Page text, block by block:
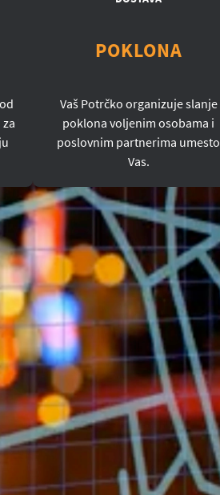
POKLONA
Vaš Potrčko organizuje slanje
poklona voljenim osobama i
poslovnim partnerima umesto
Vas.